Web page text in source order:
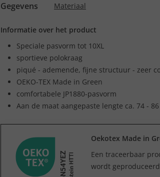
Gegevens Materiaal
Informatie over het product
Speciale pasvorm tot 10XL
sportieve polokraag
piqué - ademende, fijne structuur - zeer
OEKO-TEX Made in Green
comfortabele JP1880-pasvorm
Aan de maat aangepaste lengte ca. 74 - 86
Oekotex Made in
Een traceerbaar
wordt